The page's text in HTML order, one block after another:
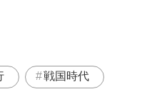
戦国時代